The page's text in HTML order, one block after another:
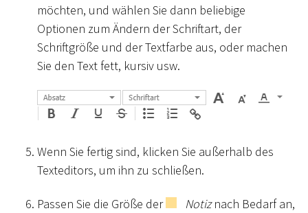
möchten, und wählen Sie dann beliebige
Optionen zum Ändern der Schriftart, der
Schriftgröße und der Textfarbe aus, oder machen
Sie den Text fett, kursiv usw.
Wenn Sie fertig sind, klicken Sie außerhalb des
Texteditors, um ihn zu schließen.
Passen Sie die Größe der Notiznach Bedarf an,